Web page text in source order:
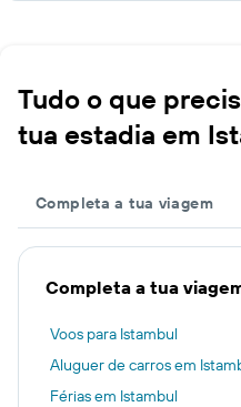
Tudo o que
tua estadia em
Completa a tua viagem
Completa a tua
Voos para Istambul
Aluguer de carros em
Férias em Istambul